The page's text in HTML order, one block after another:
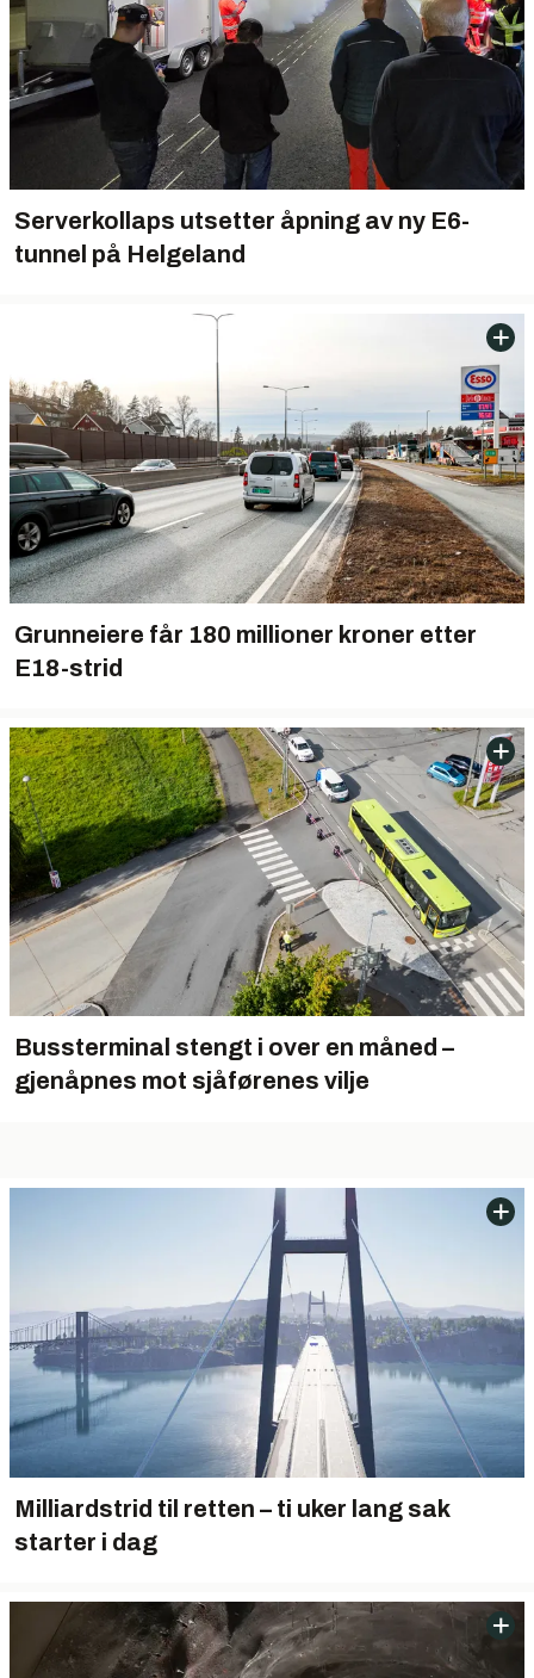
Serverkollaps utsetter åpning av ny E6-
tunnel på Helgeland
Grunneiere får 180 millioner kroner etter
E18-strid
Bussterminal stengt i over en måned –
gjenåpnes mot sjåførenes vilje
Milliardstrid til retten – ti uker lang sak
starter i dag